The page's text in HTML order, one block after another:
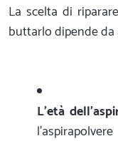
La scelta di
buttarlo dipende
L'età